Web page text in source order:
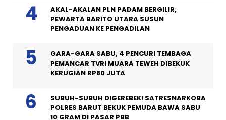
AKAL-AKALAN PLN PADAM BERGILIR,
PEWARTA BARITO UTARA SUSUN
PENGADUAN KE PENGADILAN
GARA-GARA SABU, 4 PENCURI TEMBAGA
PEMANCAR TVRI MUARA TEWEH DIBEKUK
KERUGIAN RP80 JUTA
SUBUH-SUBUH DIGEREBEK! SATRESNARKOBA
POLRES BARUT BEKUK PEMUDA BAWA SABU
10 GRAM DI PASAR PBB